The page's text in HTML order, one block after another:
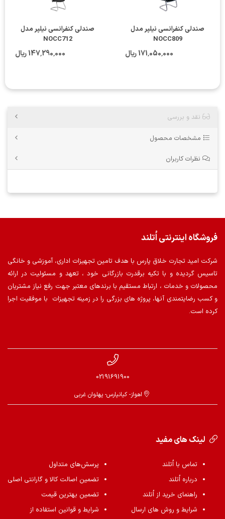
صندلی کنفرانسی نیلپر مدل
NOCC809
171٬050٬000 ریال
صندلی کنفرانسی نیلپر مدل
NOCC712
147٬290٬000 ریال
نقد و بررسی
مشخصات محصول
نظرات کاربران
فروشگاه اینترنتی اُتلند
شرکت امید تجارت خلاق پارس با هدف تامین تجهیزات اداری، آموزشی و خانگی
تاسیس گردیده و با تکیه برقدرت بازرگانی خود ، تعهد و مسئولیت در ارائه
محصولات و خدمات ، ارتباط مستقیم با برندهای معتبر جهت رفع نیاز مشتریان
و کسب رضایتمندی آنها، پروژه های بزرگی را در زمینه تجهیزات با موفقیت اجرا
کرده است.
02191691900
اهواز- کیانپارس- پهلوان غربی
لینک های مفید
تماس با اُتلند
درباره اُتلند
راهنمای خرید از اُتلند
شرایط و روش های ارسال
پرسش‌های متداول
تضمین اصالت کالا و گارانتی اصلی
تضمین بهترین قیمت
شرایط و قوانین استفاده از